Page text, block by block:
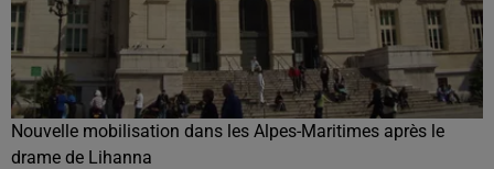
Nouvelle mobilisation dans les Alpes-Maritimes après le
drame de Lihanna